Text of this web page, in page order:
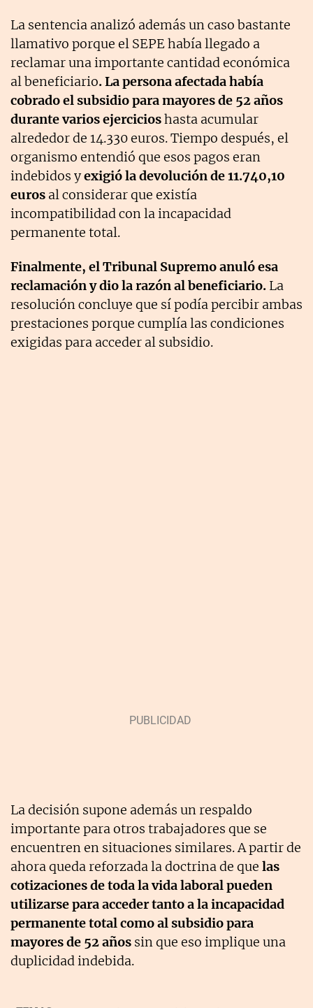
La sentencia analizó además un caso bastante
llamativo porque el SEPE había llegado a
reclamar una importante cantidad económica
al beneficiario. La persona afectada había
cobrado el subsidio para mayores de 52 años
durante varios ejercicioshasta acumular
alrededor de 14.330 euros. Tiempo después, el
organismo entendió que esos pagos eran
indebidos yexigió la devolución de 11.740,10
euros al considerar que existía
incompatibilidad con la incapacidad
permanente total.
Finalmente, el Tribunal Supremo anuló esa
reclamación y dio la razón al beneficiario. La
resolución concluye que sí podía percibir ambas
prestaciones porque cumplía las condiciones
exigidas para acceder al subsidio.
La decisión supone además un respaldo
importante para otros trabajadores que se
encuentren en situaciones similares. A partir de
ahora queda reforzada la doctrina de que las
cotizaciones de toda la vida laboral pueden
utilizarse para acceder tanto a la incapacidad
permanente total como al subsidio para
mayores de 52 años sin que eso implique una
duplicidad indebida.